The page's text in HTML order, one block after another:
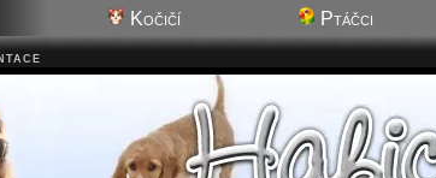
Kočičí Ptáčci